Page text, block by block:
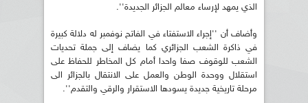
الذي يمهد لإرساء معالم الجزائر الجديدة''.
وأضاف أن ''إجراء الاستفتاء في الفاتح نوفمبر له دلالة كبيرة
في ذاكرة الشعب الجزائري كما يضاف إلى جملة تحديات
الشعب للوقوف صفا واحدا أمام كل المخاطر للحفاظ على
استقلال ووحدة الوطن والعمل على الانتقال بالجزائر الى
مرحلة تاريخية جديدة يسودها الاستقرار والرقي والتقدم''.